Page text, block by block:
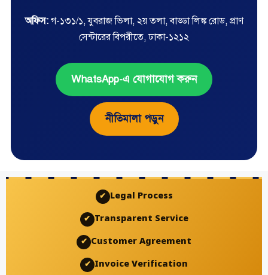
অফিস:গ-১৩১/১, যুবরাজ ভিলা, ২য় তলা, বাড্ডা লিঙ্ক রোড, প্রাণ
সেন্টারের বিপরীতে, ঢাকা-১২১২
WhatsApp-এ যোগাযোগ করুন
নীতিমালা পড়ুন
✔ Legal Process
✔ Transparent Service
✔ Customer Agreement
✔ Invoice Verification